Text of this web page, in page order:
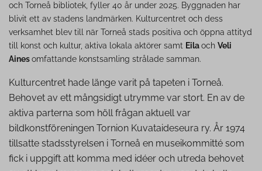
och Torneå bibliotek, fyller 40 år under 2025. Byggnaden har
blivit ett av stadens landmärken. Kulturcentret och dess
verksamhet blev till när Torneå stads positiva och öppna attityd
till konst och kultur, aktiva lokala aktörer samt Eilaoch Veli
Ainesomfattande konstsamling strålade samman.
Kulturcentret hade länge varit på tapeten i Torneå.
Behovet av ett mångsidigt utrymme var stort. En av de
aktiva parterna som höll frågan aktuell var
bildkonstföreningen Tornion Kuvataideseura ry. År 1974
tillsatte stadsstyrelsen i Torneå en museikommitté som
fick i uppgift att komma med idéer och utreda behovet